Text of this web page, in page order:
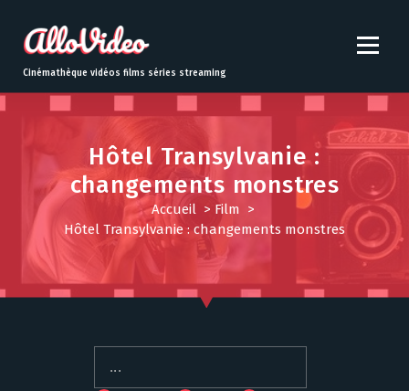
t
o
Cinémathèque vidéos films séries streaming
Hôtel Transylvanie :
changements monstres
Accueil> Film >
Hôtel Transylvanie : changements monstres